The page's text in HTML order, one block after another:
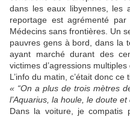
dans les eaux libyennes, les
reportage est agrémenté par
Médecins sans frontières. Un
pauvres gens à bord, dans la
ayant marché durant des
victimes d’agressions
L’info du matin, c’était donc ce
« “On a plus de trois mètres
l’Aquarius, la houle, le doute
Dans la voiture, je compatis